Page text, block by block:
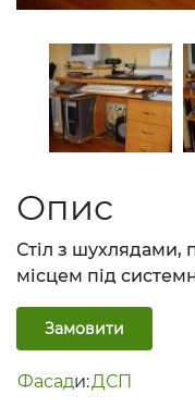
Опис
Стіл з шухлядами,
місцем під
Замовити
Фасади:ДСП